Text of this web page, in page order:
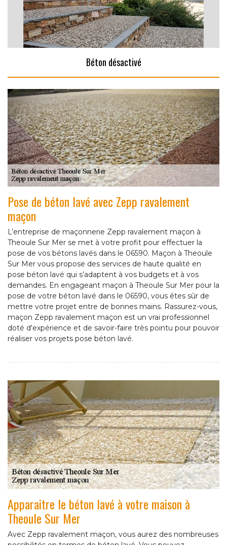
Béton désactivé
Pose de béton lavé avec Zepp ravalement
maçon
L’entreprise de maçonnerie Zepp ravalement maçon à
Theoule Sur Mer se met à votre profit pour effectuer la
pose de vos bétons lavés dans le 06590. Maçon à Theoule
Sur Mer vous propose des services de haute qualité en
pose béton lavé qui s’adaptent à vos budgets et à vos
demandes. En engageant maçon à Theoule Sur Mer pour la
pose de votre béton lavé dans le 06590, vous êtes sûr de
mettre votre projet entre de bonnes mains. Rassurez-vous,
maçon Zepp ravalement maçon est un vrai professionnel
doté d'expérience et de savoir-faire très pointu pour pouvoir
réaliser vos projets pose béton lavé.
Apparaitre le béton lavé à votre maison à
Theoule Sur Mer
Avec Zepp ravalement maçon, vous aurez des nombreuses